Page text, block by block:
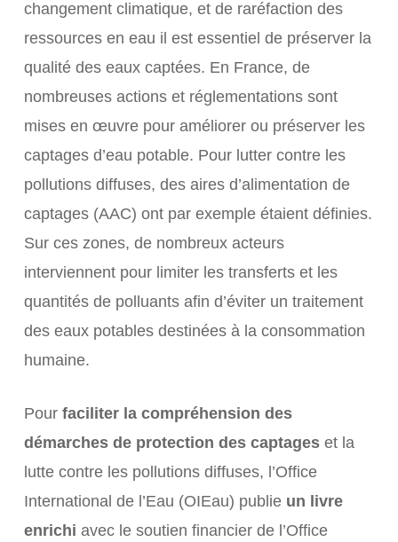
changement climatique, et de raréfaction des
ressources en eau il est essentiel de préserver la
qualité des eaux captées. En France, de
nombreuses actions et réglementations sont
mises en œuvre pour améliorer ou préserver les
captages d’eau potable. Pour lutter contre les
pollutions diffuses, des aires d’alimentation de
captages (AAC) ont par exemple étaient définies.
Sur ces zones, de nombreux acteurs
interviennent pour limiter les transferts et les
quantités de polluants afin d’éviter un traitement
des eaux potables destinées à la consommation
humaine.
Pour faciliter la compréhension des
démarches de protection des captageset la
lutte contre les pollutions diffuses, l’Office
International de l’Eau (OIEau) publie un livre
enrichi avec le soutien financier de l’Office